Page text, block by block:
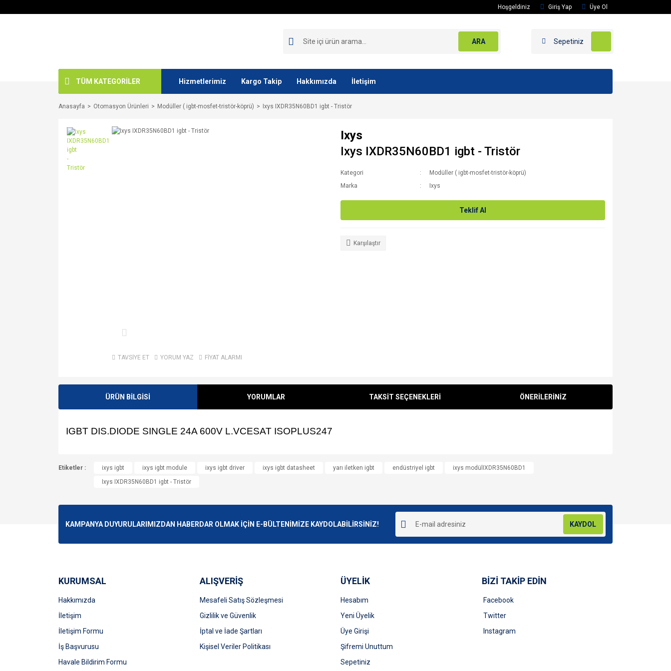
Hoşgeldiniz Giriş Yap Üye Ol
ARA Sepetiniz
TÜM KATEGORİLER Hizmetlerimiz Kargo Takip Hakkımızda İletişim
Anasayfa Otomasyon Ürünleri Modüller ( igbt-mosfet-tristör-köprü) Ixys IXDR35N60BD1 igbt - Tristör
TAVSİYE ET YORUM YAZ FİYAT ALARMI
Ixys
Ixys IXDR35N60BD1 igbt - Tristör
Kategori
Modüller ( igbt-mosfet-tristör-köprü)
Marka
Ixys
Teklif Al
Karşılaştır
ÜRÜN BİLGİSİ YORUMLAR TAKSİT SEÇENEKLERİ ÖNERİLERİNİZ
IGBT DIS.DIODE SINGLE 24A 600V L.VCESAT ISOPLUS247
Bu ürüne ilk yorumu siz yapın!
Yorum Yaz
Görüş ve önerileriniz için teşekkür ederiz.
Ürün bilgilerinde hatalar bulunuyor.
Gönder
Etiketler : ixys igbt ixys igbt module ixys igbt driver ixys igbt datasheet yarı iletken igbt endüstriyel igbt
ixys modülIXDR35N60BD1
Ixys IXDR35N60BD1 igbt - Tristör
KAMPANYA DUYURULARIMIZDAN HABERDAR OLMAK İÇİN E-BÜLTENİMİZE KAYDOLABİLİRSİNİZ! KAYDOL
KURUMSAL
Hakkımızda
İletişim
İletişim Formu
İş Başvurusu
Havale Bildirim Formu
ALIŞVERİŞ
Mesafeli Satış Sözleşmesi
Gizlilik ve Güvenlik
İptal ve İade Şartları
Kişisel Veriler Politikası
ÜYELİK
Hesabım
Yeni Üyelik
Üye Girişi
Şifremi Unuttum
Sepetiniz
BİZİ TAKİP EDİN
Facebook
Twitter
Instagram